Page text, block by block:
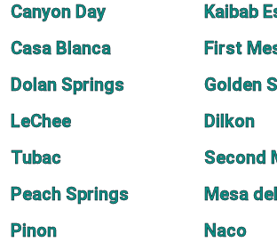
Canyon Day
Kaibab
Casa Blanca
First
Dolan Springs
Golden
LeChee
Dilkon
Tubac
Second
Peach Springs
Mesa
Pinon
Naco